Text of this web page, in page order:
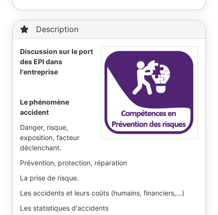
Description
Discussion sur le port
des EPI dans
l'entreprise
Le phénomène
accident
Danger, risque,
exposition, facteur
déclenchant.
Prévention, protection, réparation
La prise de risque.
Les accidents et leurs coûts (humains, financiers,…)
Les statistiques d'accidents